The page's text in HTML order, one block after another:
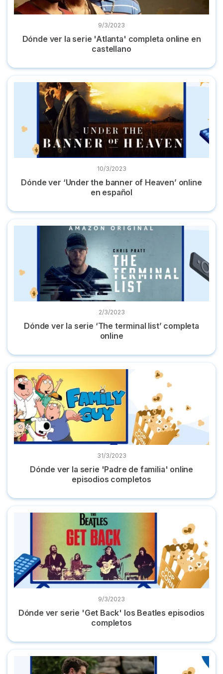
9/3/2023
Dónde ver la serie 'Atlanta' completa online en
castellano
Dónde ver ‘Under the banner of Heaven’ online en español
10/3/2023
Dónde ver ‘Under the banner of Heaven’ online
en español
Dónde ver la serie ‘The terminal list’ completa online
2/3/2023
Dónde ver la serie ‘The terminal list’ completa
online
Dónde ver la serie 'Padre de familia' online episodios
31/3/2023
Dónde ver la serie 'Padre de familia' online
episodios completos
Dónde ver serie 'Get Back' los Beatles episodios completos
9/3/2023
Dónde ver serie 'Get Back' los Beatles episodios
completos
Dónde ver 'La mujer del viajero en el tiempo' serie online